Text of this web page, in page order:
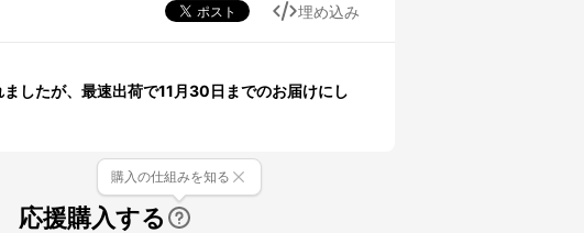
埋め込み
したが、最速出荷で11月30日までのお届けにし
応援購入する
購入の仕組みを知る